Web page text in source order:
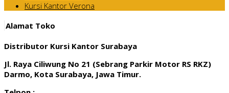
Kursi Kantor Verona
Alamat Toko
Distributor Kursi Kantor Surabaya
Jl. Raya Ciliwung No 21 (Sebrang Parkir Motor RS RKZ)
Darmo, Kota Surabaya, Jawa Timur.